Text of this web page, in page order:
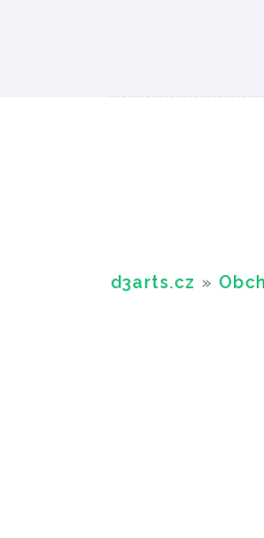
d3arts.cz »